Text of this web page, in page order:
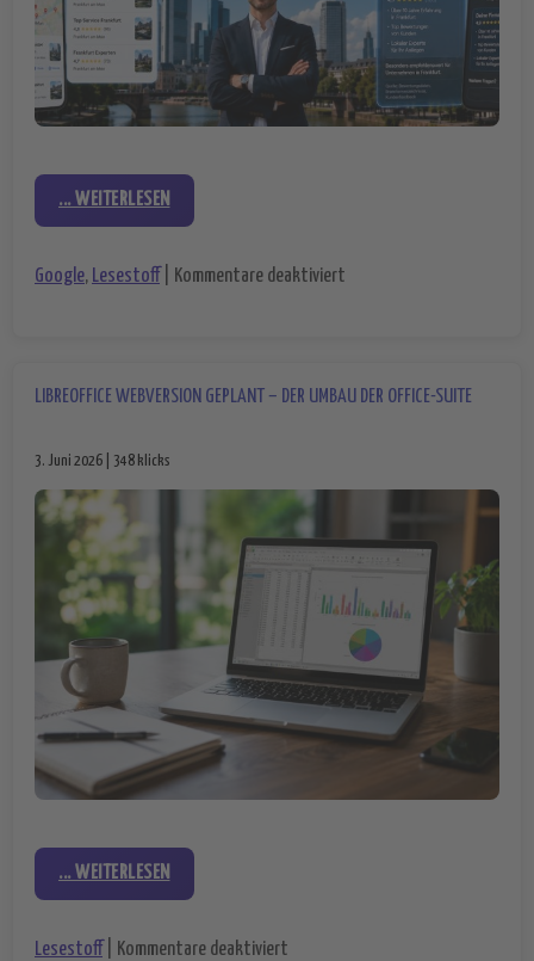
... WEITERLESEN
Google, Lesestoff Kommentare deaktiviert
LIBREOFFICE WEBVERSION GEPLANT – DER UMBAU DER OFFICE-SUITE
3. Juni 2026 | 348 klicks
... WEITERLESEN
Lesestoff Kommentare deaktiviert